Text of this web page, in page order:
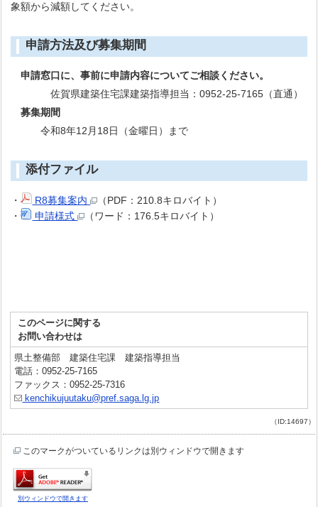
象額から減額してください。
申請方法及び募集期間
申請窓口に、事前に申請内容についてご相談ください。
佐賀県建築住宅課建築指導担当：0952-25-7165（直通）
募集期間
令和8年12月18日（金曜日）まで
添付ファイル
・ R8募集案内
（PDF：210.8キロバイト）
・
申請様式 （ワード：176.5キロバイト）
このページに関する
お問い合わせは
県土整備部 建築住宅課 建築指導担当
電話：0952-25-7165
ファックス：0952-25-7316
kenchikujuutaku@pref.saga.lg.jp
（ID:14697）
このマークがついているリンクは別ウィンドウで開きます
別ウィンドウで開きます